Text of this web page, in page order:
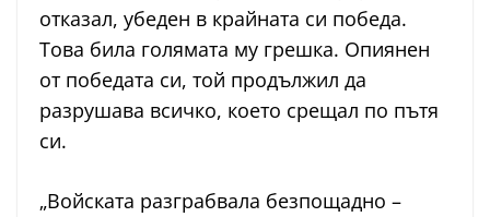
отказал, убеден в крайната си победа.
Това била голямата му грешка. Опиянен
от победата си, той продължил да
разрушава всичко, което срещал по пътя
си.
„Войската разграбвала безпощадно –